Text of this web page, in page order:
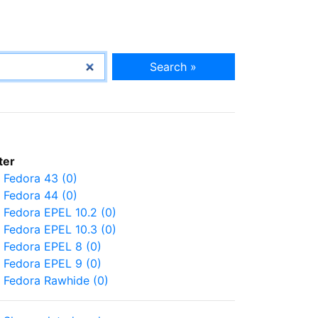
Search »
Fedora 43 (0)
Fedora 44 (0)
Fedora EPEL 10.2 (0)
Fedora EPEL 10.3 (0)
Fedora EPEL 8 (0)
Fedora EPEL 9 (0)
Fedora Rawhide (0)